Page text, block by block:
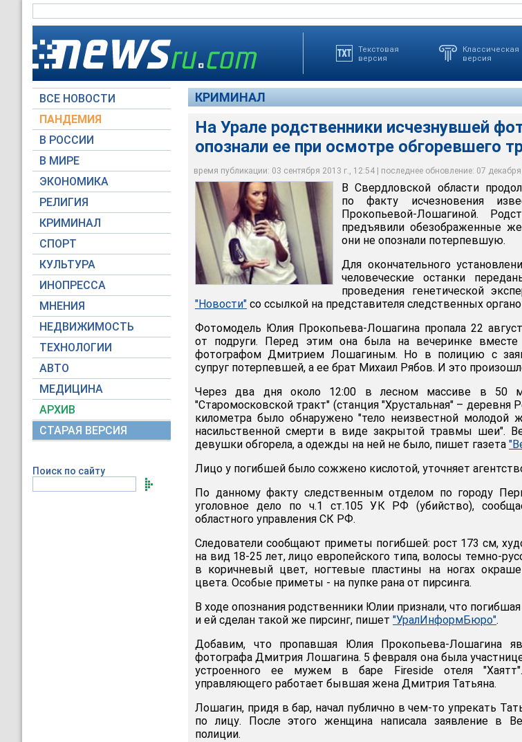
Текстовая
версия
Классическая
версия
ВСЕ НОВОСТИ
ПАНДЕМИЯ
В РОССИИ
В МИРЕ
ЭКОНОМИКА
РЕЛИГИЯ
КРИМИНАЛ
СПОРТ
КУЛЬТУРА
ИНОПРЕССА
МНЕНИЯ
НЕДВИЖИМОСТЬ
ТЕХНОЛОГИИ
АВТО
МЕДИЦИНА
АРХИВ
СТАРАЯ ВЕРСИЯ
Поиск по сайту
КРИМИНАЛ
На Урале родственники исчезнувшей
опознали ее при осмотре обгоревшего
время публикации: 03 сентября 2013 г., 12:54 | последнее обновление: 07 декабря
На Урале родственники исчезнувшей фотомодели не опознали ее
обгоревшего трупа девушки
ВКонтакте
В Свердловской области
по факту исчезновения
Прокопьевой-Лошагиной.
предъявили обезображенные
они не опознали потерпевшую.
Для окончательного
человеческие останки
проведения генетической
"Новости" со ссылкой на представителя следственных
Фотомодель Юлия Прокопьева-Лошагина пропала 22
от подруги. Перед этим она была на вечеринке
фотографом Дмитрием Лошагиным. Но в полицию с
супруг потерпевшей, а ее брат Михаил Рябов. И это
Через два дня около 12:00 в лесном массиве в 50
"Старомосковской тракт" (станция "Хрустальная" – деревня
километра было обнаружено "тело неизвестной молодой
насильственной смерти в виде закрытой травмы шеи".
девушки обгорела, а одежды на ней не было, пишет газета
Лицо у погибшей было сожжено кислотой, уточняет
По данному факту следственным отделом по городу
уголовное дело по ч.1 ст.105 УК РФ (убийство),
областного управления СК РФ.
Следователи сообщают приметы погибшей: рост 173 см,
на вид 18-25 лет, лицо европейского типа, волосы темно-
в коричневый цвет, ногтевые пластины на ногах
цвета. Особые приметы - на пупке рана от пирсинга.
В ходе опознания родственники Юлии признали, что
и ей сделан такой же пирсинг, пишет "УралИнформБюро".
Добавим, что пропавшая Юлия Прокопьева-Лошагина
фотографа Дмитрия Лошагина. 5 февраля она была
устроенного ее мужем в баре Fireside отеля
управляющего работает бывшая жена Дмитрия Татьяна.
Лошагин, придя в бар, начал публично в чем-то упрекать
по лицу. После этого женщина написала заявление в
полиции.